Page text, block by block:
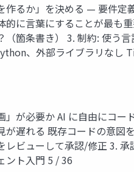
作るか」を決める — 要件定
的に言葉にすることが最も
（箇条書き） 3. 制約: 使う
、外部ライブラリなし
」が必要か AI に自由にコ
が遅れる 既存コードの意図
レビューして承認/修正 3.
ント入門 5 / 36